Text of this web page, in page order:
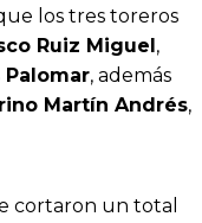
los tres toreros
Ruiz Miguel ,
Palomar, además
Martín Andrés,
cortaron un total